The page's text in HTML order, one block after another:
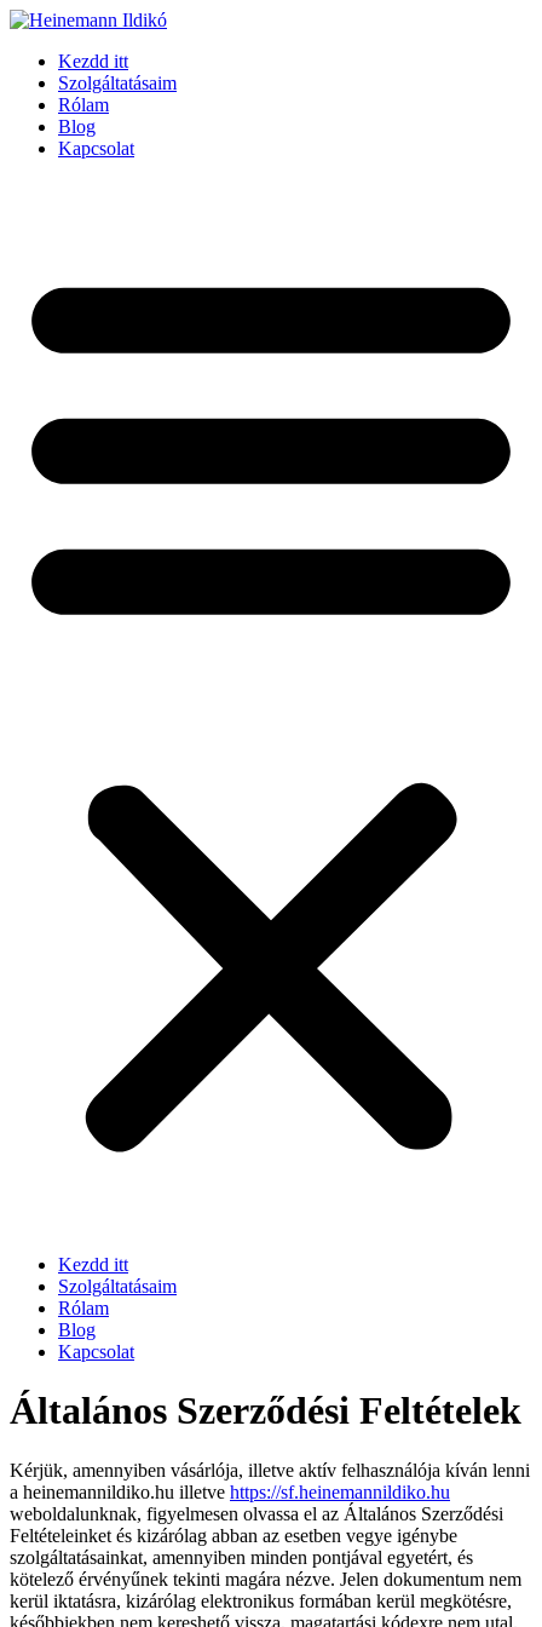
Ugrás
tartalomhoz
Kezdd itt
Szolgáltatásaim
Rólam
Blog
Kapcsolat
Kezdd itt
Szolgáltatásaim
Rólam
Blog
Kapcsolat
Általános Szerződési Feltételek
Kérjük, amennyiben vásárlója, illetve aktív felhasználója kíván lenni
a heinemannildiko.hu illetve https://sf.heinemannildiko.hu
weboldalunknak, figyelmesen olvassa el az Általános Szerződési
Feltételeinket és kizárólag abban az esetben vegye igénybe
szolgáltatásainkat, amennyiben minden pontjával egyetért, és
kötelező érvényűnek tekinti magára nézve. Jelen dokumentum nem
kerül iktatásra, kizárólag elektronikus formában kerül megkötésre,
későbbiekben nem kereshető vissza, magatartási kódexre nem utal.